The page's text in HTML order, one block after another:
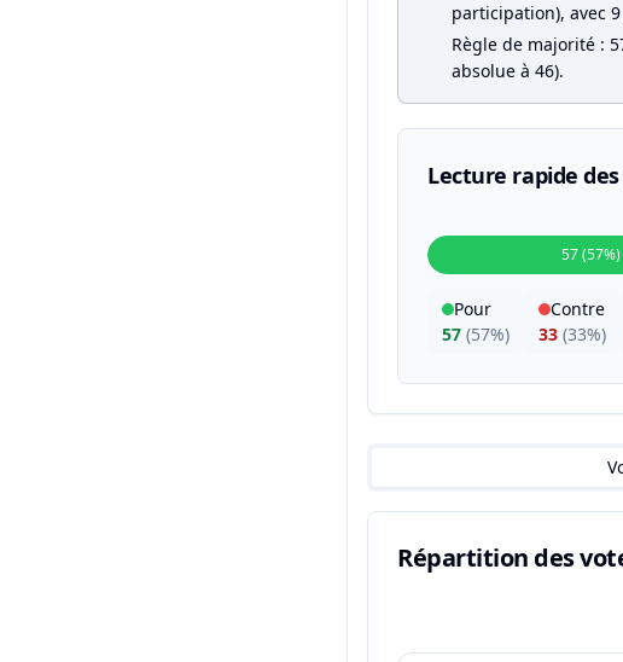
participation), avec
Règle de majorité :
absolue à 46).
Lecture rapide
57 (57%)
Pour
57 (57%)
Contre
33 (33%)
Répartition des